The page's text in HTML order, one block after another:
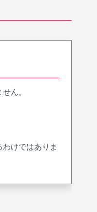
ん。
けではありま